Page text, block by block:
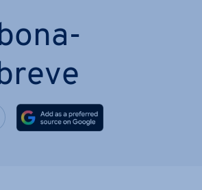
Facebook
via Twitter
Condividi via LinkedIN